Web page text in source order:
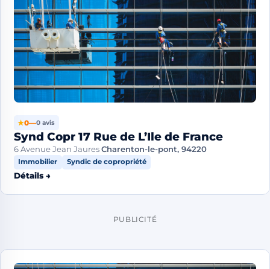
★0—0 avis
Synd Copr 17 Rue de L’Ile de France
6 Avenue Jean Jaures Charenton-le-pont, 94220
Immobilier Syndic de copropriété
Détails →
PUBLICITÉ